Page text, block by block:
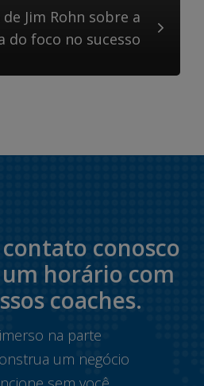
Jim Rohn sobre a
do foco no sucesso
conosco
horário com
coaches.
na parte
um negócio